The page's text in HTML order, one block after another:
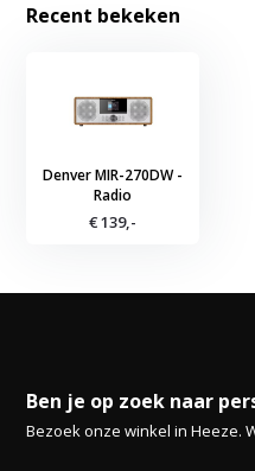
Recent bekeken
Denver MIR-270DW -
Radio
€ 139,-
Ben je op zoek naar
Bezoek onze winkel in Heeze.